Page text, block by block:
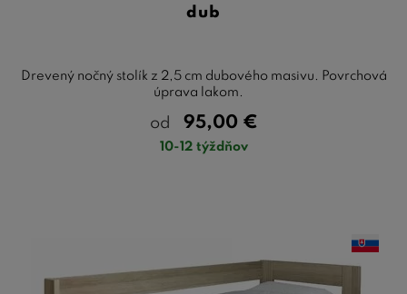
dub
Drevený nočný stolík z 2,5 cm dubového masivu. Povrchová
úprava lakom.
od 95,00 €
10-12 týždňov